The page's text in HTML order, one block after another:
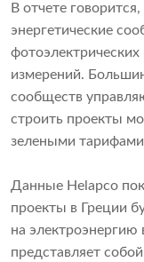
В отчете
энергетические
измерений.
сообществ
строить проекты
зелеными
Данные Helapco
проекты в Греции
на электроэнергию
представляет